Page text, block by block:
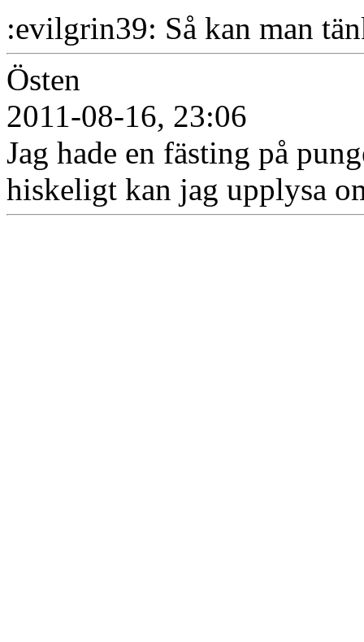
:evilgrin39: Så kan man
Östen
2011-08-16, 23:06
Jag hade en fästing på
hiskeligt kan jag upplysa